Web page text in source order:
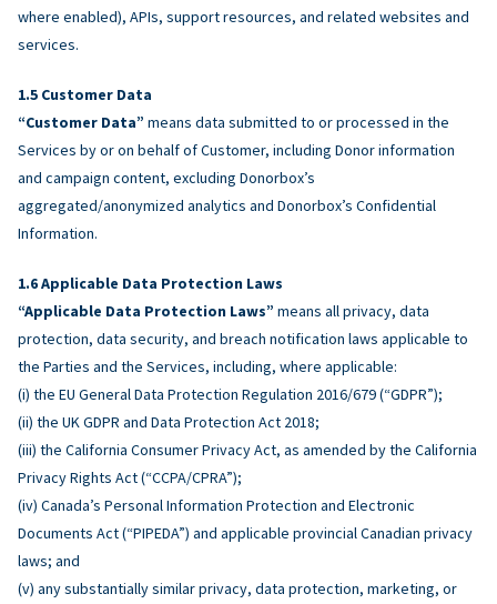
where enabled), APIs, support resources, and related websites and
services.
Customer Data
“Customer Data” means data submitted to or processed in the
Services by or on behalf of Customer, including Donor information
and campaign content, excluding Donorbox’s
aggregated/anonymized analytics and Donorbox’s Confidential
Information.
Applicable Data Protection Laws
“Applicable Data Protection Laws” means all privacy, data
protection, data security, and breach notification laws applicable to
the Parties and the Services, including, where applicable:
(i) the EU General Data Protection Regulation 2016/679 (“GDPR”);
(ii) the UK GDPR and Data Protection Act 2018;
(iii) the California Consumer Privacy Act, as amended by the California
Privacy Rights Act (“CCPA/CPRA”);
(iv) Canada’s Personal Information Protection and Electronic
Documents Act (“PIPEDA”) and applicable provincial Canadian privacy
laws; and
(v) any substantially similar privacy, data protection, marketing, or